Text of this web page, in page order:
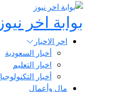
بوابة اخر نيوز
اخر الاخبار
أخبار السعودية
اخبار التعليم
أخبار التكنولوجيا
مال وأعمال